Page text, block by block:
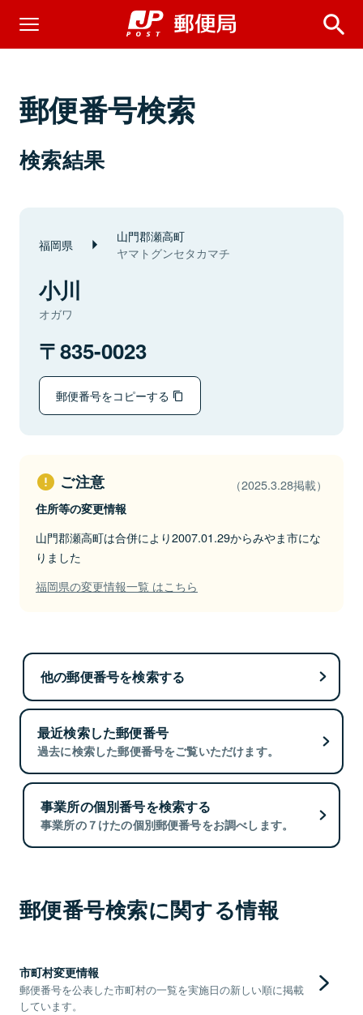
郵便番号検索
検索結果
福岡県 山門郡瀬高町
ヤマトグンセタカマチ
小川
オガワ
835-0023
郵便番号をコピーする
ご注意 （2025.3.28掲載）
住所等の変更情報
山門郡瀬高町は合併により2007.01.29からみやま市にな
りました
福岡県の変更情報一覧 はこちら
他の郵便番号を検索する
最近検索した郵便番号
過去に検索した郵便番号をご覧いただけます。
事業所の個別番号を検索する
事業所の７けたの個別郵便番号をお調べします。
郵便番号検索に関する情報
市町村変更情報
郵便番号を公表した市町村の一覧を実施日の新しい順に掲載
しています。